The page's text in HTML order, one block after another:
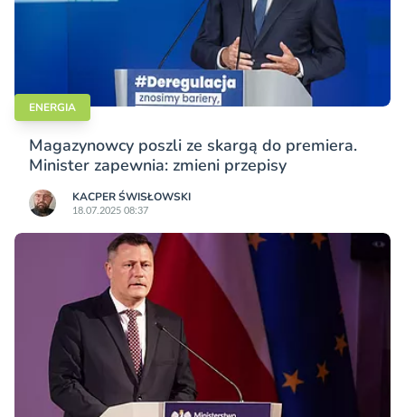
ENERGIA
Magazynowcy poszli ze skargą do premiera.
Minister zapewnia: zmieni przepisy
KACPER ŚWISŁO­WSKI
18.07.2025 08:37